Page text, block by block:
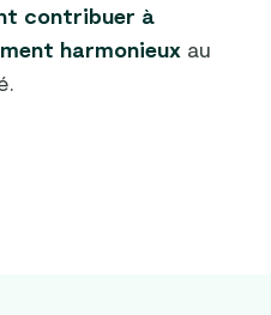
contribuer à
harmonieux au